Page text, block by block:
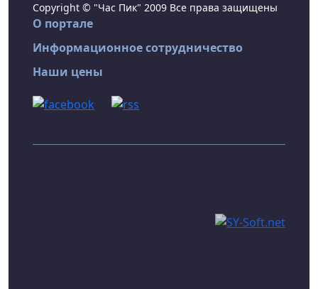
Copyright © "Час Пик" 2009 Все права защищены
О портале
Информационное сотрудничество
Наши цены